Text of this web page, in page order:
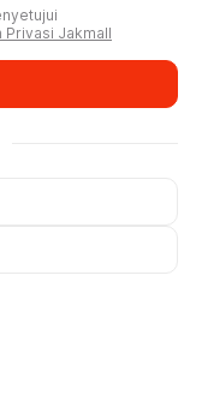
Privasi Jakmall